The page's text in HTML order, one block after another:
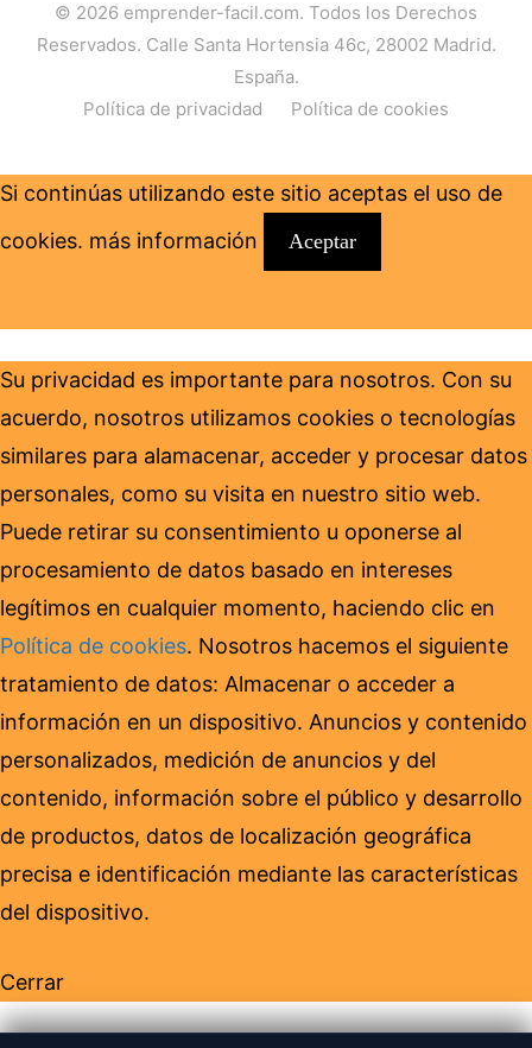
© 2026 emprender-facil.com. Todos los Derechos
Reservados. Calle Santa Hortensia 46c, 28002 Madrid.
España.
Política de privacidad
Política de cookies
Si continúas utilizando este sitio aceptas el uso de
cookies. más información Aceptar
Su privacidad es importante para nosotros. Con su
acuerdo, nosotros utilizamos cookies o tecnologías
similares para alamacenar, acceder y procesar datos
personales, como su visita en nuestro sitio web.
Puede retirar su consentimiento u oponerse al
procesamiento de datos basado en intereses
legítimos en cualquier momento, haciendo clic en
Política de cookies. Nosotros hacemos el siguiente
tratamiento de datos: Almacenar o acceder a
información en un dispositivo. Anuncios y contenido
personalizados, medición de anuncios y del
contenido, información sobre el público y desarrollo
de productos, datos de localización geográfica
precisa e identificación mediante las características
del dispositivo.
Cerrar